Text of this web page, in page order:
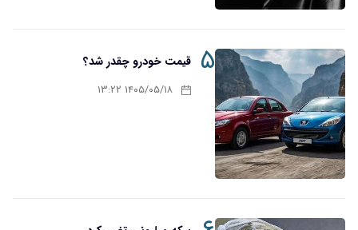
۵ قیمت خودرو چقدر شد؟
۱۴۰۵/۰۵/۱۸ ۱۳:۲۲